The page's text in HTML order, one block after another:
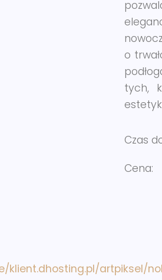
o
tych,
Czas
Cena:
klient.dhosting.pl/artpiksel/